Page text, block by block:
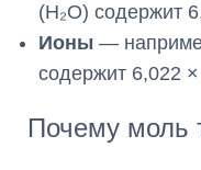
(H₂O) содержит
Ионы —
содержит 6,022 ×
Почему моль